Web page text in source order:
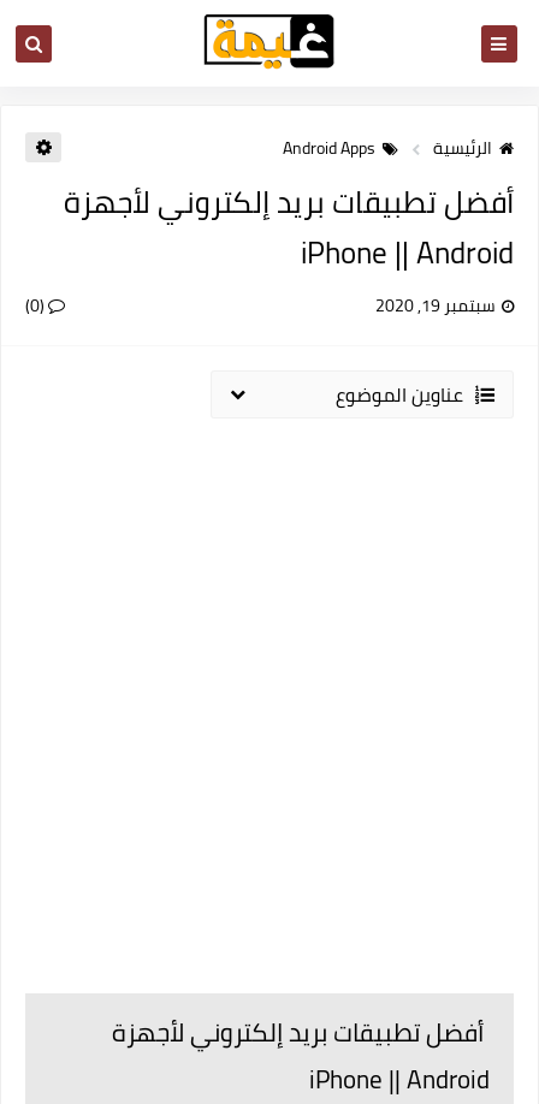
الرئيسية Android Apps
أفضل تطبيقات بريد إلكتروني لأجهزة
iPhone || Android
سبتمبر 19, 2020 (0)
عناوين الموضوع
أفضل تطبيقات بريد إلكتروني لأجهزة
iPhone || Android